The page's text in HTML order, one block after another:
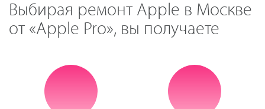
Выбирая ремонт Apple в Москве
от «Apple Pro», вы получаете